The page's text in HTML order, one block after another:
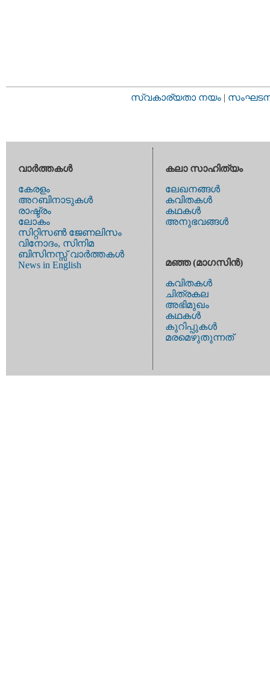
സ്വകാര്യതാ നയം |
വാര്‍ത്തകള്‍
കേരളം
അറബിനാടുകള്‍
രാഷ്ട്രം
ലോകം
സിറ്റിസണ്‍ ജേണലിസം
വിനോദം, സിനിമ
ബിസിനസ്സ് വാര്‍ത്തകള്‍
News in English
കലാ സാഹിത്യം
ലേഖനങ്ങള്‍
കവിതകള്‍
കഥകള്‍
അനുഭവങ്ങള്‍
മഞ്ഞ (മാഗസിന്‍)
കവിതകള്‍
ചിത്രകല
അഭിമുഖം
കഥകള്‍
കുറിപ്പുകള്‍
മരമെഴുതുന്നത്